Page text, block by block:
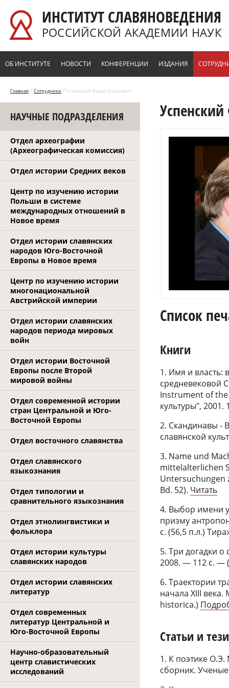
ИНСТИТУТ СЛАВЯНОВЕДЕНИЯ
РОССИЙСКОЙ АКАДЕМИИ НАУК
ОБ ИНСТИТУТЕ НОВОСТИ КОНФЕРЕНЦИИ ИЗДАНИЯ
Главная / Сотрудники / Успенский Федор Борисович
НАУЧНЫЕ ПОДРАЗДЕЛЕНИЯ
Отдел археографии
(Археографическая комиссия)
Отдел истории Средних веков
Центр по изучению истории
Польши в системе
международных отношений в
Новое время
Отдел истории славянских
народов Юго-Восточной
Европы в Новое время
Центр по изучению истории
многонациональной
Австрийской империи
Отдел истории славянских
народов периода мировых
войн
Отдел истории Восточной
Европы после Второй
мировой войны
Отдел современной истории
стран Центральной и Юго-
Восточной Европы
Отдел восточного славянства
Отдел славянского
языкознания
Отдел типологии и
сравнительного языкознания
Отдел этнолингвистики и
фольклора
Отдел истории культуры
славянских народов
Отдел истории славянских
литератур
Отдел современных
литератур Центральной и
Юго-Восточной Европы
Научно-образовательный
центр славистических
исследований
Список
Книги
1. Имя и власть:
средневековой
Instrument of the
культуры", 2001.
2. Скандинавы -
славянской
3. Name und
mittelalterlichen
Untersuchungen
Bd. 52). Читать
4. Выбор имени у
призму
с. (56,5 п.л.)
5. Три догадки
2008. — 112 с. —
6. Траектории
начала XIII
historica.)
Статьи и
1. К поэтике
сборник. Ученые